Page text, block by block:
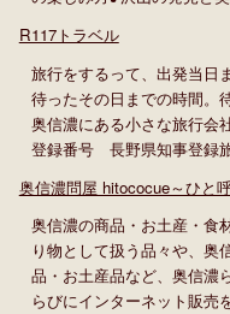
R117トラベル
旅行をするって、出発当日
待ったその日までの時間。
奥信濃にある小さな旅行会
登録番号 長野県知事登録
奥信濃問屋 hitococue～ひと
奥信濃の商品・お土産・食
り物として扱う品々や、奥
品・お土産品など、奥信濃
らびにインターネット販売